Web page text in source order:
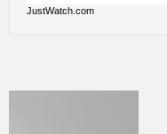
JustWatch.com